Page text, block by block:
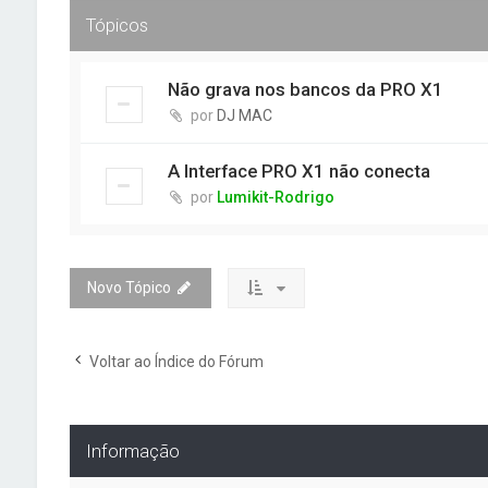
Tópicos
Não grava nos bancos da PRO X1
por DJ MAC
A Interface PRO X1 não conecta
por Lumikit-Rodrigo
Novo Tópico
Voltar ao Índice do Fórum
Informação